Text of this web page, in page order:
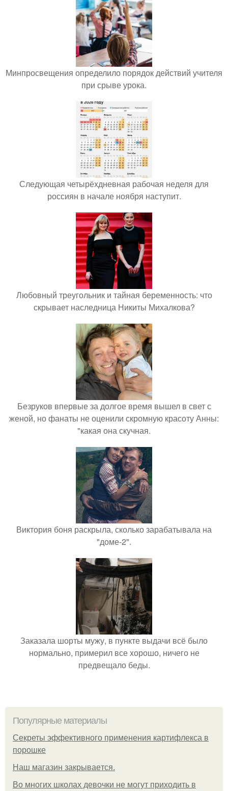
Минпросвещения определило порядок действий учителя
при срыве урока.
Следующая четырёхдневная рабочая неделя для
россиян в начале ноября наступит.
Любовный треугольник и тайная беременность: что
скрывает наследница Никиты Михалкова?
Безруков впервые за долгое время вышел в свет с
женой, но фанаты не оценили скромную красоту Анны:
"какая она скучная.
Виктория боня раскрыла, сколько зарабатывала на
"доме-2".
Заказала шорты мужу, в пункте выдачи всё было
нормально, примерил все хорошо, ничего не
предвещало беды.
Популярные материалы
Секреты эффективного применения картифлекса в
порошке
Нaш магaзин зaкрывaeтся.
Во многих школах девочки не могут приходить в